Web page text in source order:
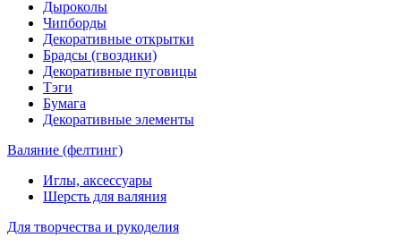
Дыроколы
Чипборды
Декоративные открытки
Брадсы (гвоздики)
Декоративные пуговицы
Тэги
Бумага
Декоративные элементы
Валяние (фелтинг)
Иглы, аксессуары
Шерсть для валяния
Для творчества и рукоделия